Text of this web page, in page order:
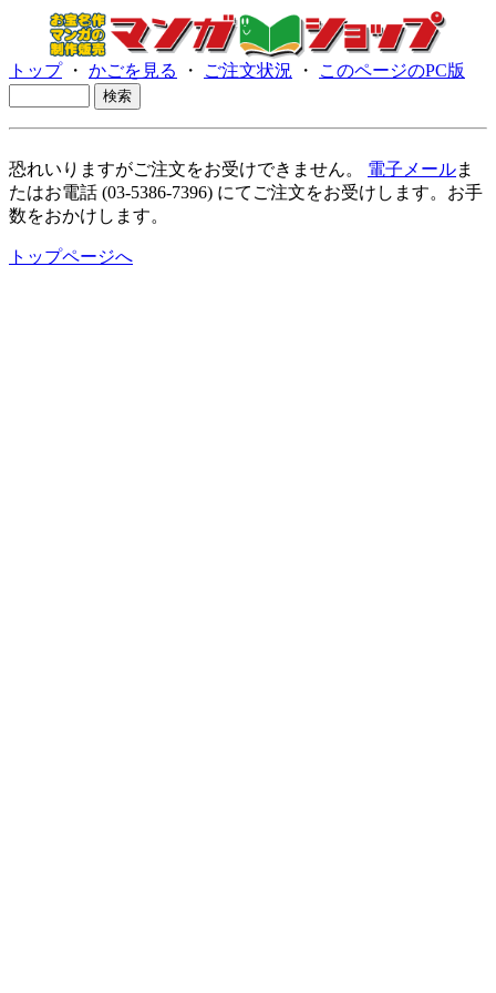
トップ・ かごを見る ・ ご注文状況 ・ このページのPC版
恐れいりますがご注文をお受けできません。 電子メールま
たはお電話 (03-5386-7396) にてご注文をお受けします。お手
数をおかけします。
トップページへ